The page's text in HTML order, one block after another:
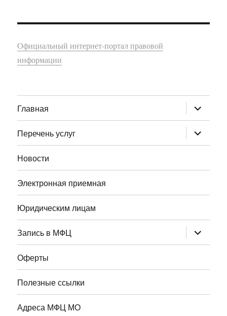
Официальный интернет-портал правовой
информации
Главная раскрыть
дочернее
меню
Перечень услуг
раскрыть
дочернее
меню
Новости
Электронная приемная
Юридическим лицам
Запись в МФЦ раскрыть
дочернее
меню
Оферты
Полезные ссылки
Адреса МФЦ МО